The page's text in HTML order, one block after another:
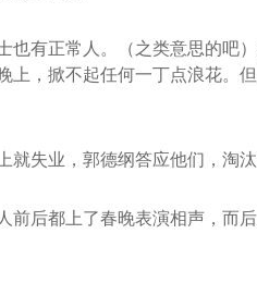
有正常人。（之类意思的吧）
，掀不起任何一丁点浪花。
失业，郭德纲答应他们，淘汰
后都上了春晚表演相声，而